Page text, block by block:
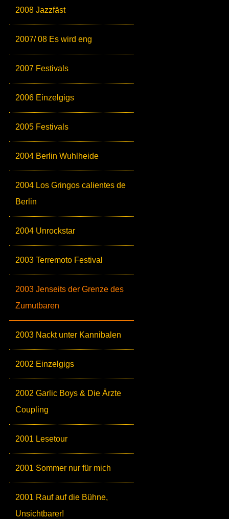
2008 Jazzfäst
2007/ 08 Es wird eng
2007 Festivals
2006 Einzelgigs
2005 Festivals
2004 Berlin Wuhlheide
2004 Los Gringos calientes de
Berlin
2004 Unrockstar
2003 Terremoto Festival
2003 Jenseits der Grenze des
Zumutbaren
2003 Nackt unter Kannibalen
2002 Einzelgigs
2002 Garlic Boys & Die Ärzte
Coupling
2001 Lesetour
2001 Sommer nur für mich
2001 Rauf auf die Bühne,
Unsichtbarer!